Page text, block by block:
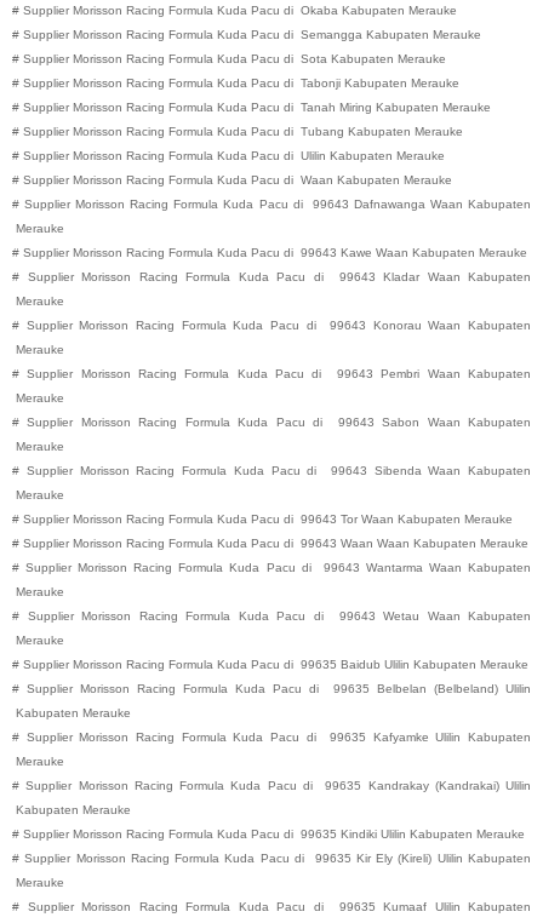
# Supplier Morisson Racing Formula Kuda Pacu di Okaba Kabupaten Merauke
# Supplier Morisson Racing Formula Kuda Pacu di Semangga Kabupaten Merauke
# Supplier Morisson Racing Formula Kuda Pacu di Sota Kabupaten Merauke
# Supplier Morisson Racing Formula Kuda Pacu di Tabonji Kabupaten Merauke
# Supplier Morisson Racing Formula Kuda Pacu di Tanah Miring Kabupaten Merauke
# Supplier Morisson Racing Formula Kuda Pacu di Tubang Kabupaten Merauke
# Supplier Morisson Racing Formula Kuda Pacu di Ulilin Kabupaten Merauke
# Supplier Morisson Racing Formula Kuda Pacu di Waan Kabupaten Merauke
# Supplier Morisson Racing Formula Kuda Pacu di 99643 Dafnawanga Waan Kabupaten
Merauke
# Supplier Morisson Racing Formula Kuda Pacu di 99643 Kawe Waan Kabupaten Merauke
#
Supplier Morisson Racing Formula Kuda Pacu di 99643 Kladar Waan
Kabupaten
Merauke
# Supplier Morisson Racing Formula Kuda Pacu di 99643 Konorau Waan
Kabupaten
Merauke
# Supplier Morisson Racing Formula Kuda Pacu di 99643 Pembri Waan
Kabupaten
Merauke
# Supplier Morisson Racing Formula Kuda Pacu di 99643 Sabon Waan
Kabupaten
Merauke
# Supplier Morisson Racing Formula Kuda Pacu di 99643 Sibenda Waan
Kabupaten
Merauke
# Supplier Morisson Racing Formula Kuda Pacu di 99643 Tor Waan Kabupaten Merauke
# Supplier Morisson Racing Formula Kuda Pacu di 99643 Waan Waan Kabupaten Merauke
# Supplier Morisson Racing Formula Kuda Pacu di 99643 Wantarma Waan Kabupaten
Merauke
#
Supplier Morisson Racing Formula Kuda Pacu di 99643 Wetau Waan
Kabupaten
Merauke
# Supplier Morisson Racing Formula Kuda Pacu di 99635 Baidub Ulilin Kabupaten Merauke
# Supplier Morisson Racing Formula Kuda Pacu di 99635 Belbelan (Belbeland) Ulilin
Kabupaten Merauke
# Supplier Morisson Racing Formula Kuda Pacu di 99635 Kafyamke Ulilin
Kabupaten
Merauke
# Supplier Morisson Racing Formula Kuda Pacu di 99635 Kandrakay (Kandrakai) Ulilin
Kabupaten Merauke
# Supplier Morisson Racing Formula Kuda Pacu di 99635 Kindiki Ulilin Kabupaten Merauke
# Supplier Morisson Racing Formula Kuda Pacu di 99635 Kir Ely (Kireli) Ulilin Kabupaten
Merauke
#
Supplier Morisson Racing Formula Kuda Pacu di 99635 Kumaaf Ulilin
Kabupaten